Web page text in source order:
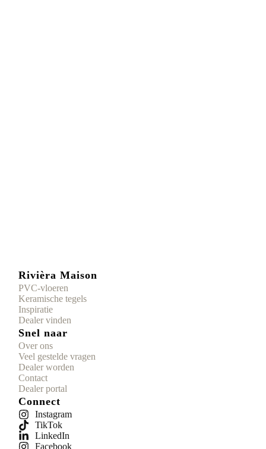
Rivièra Maison
PVC-vloeren
Keramische tegels
Inspiratie
Dealer vinden
Snel naar
Over ons
Veel gestelde vragen
Dealer worden
Contact
Dealer portal
Connect
Instagram
TikTok
LinkedIn
Facebook